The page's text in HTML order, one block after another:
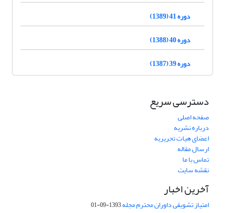
دوره 41 (1389)
دوره 40 (1388)
دوره 39 (1387)
دسترسی سریع
صفحه اصلی
درباره نشریه
اعضای هیات تحریریه
ارسال مقاله
تماس با ما
نقشه سایت
آخرین اخبار
امتیاز تشویقی داوران محترم مجله1393-09-01